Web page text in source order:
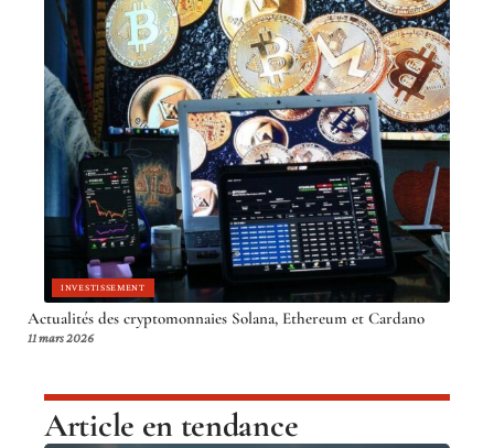
INVESTISSEMENT
Actualités des cryptomonnaies Solana, Ethereum et Cardano
11 mars 2026
Article en tendance